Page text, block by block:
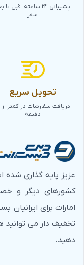
پشیبانی 24 ساعته، قبل
سفر
تحویل سریع
دقیقه
عزیز پایه گذاری
کشورهای دیگر و
امارات برای ایرانیان
تخفیف دار می توانید
دهید.